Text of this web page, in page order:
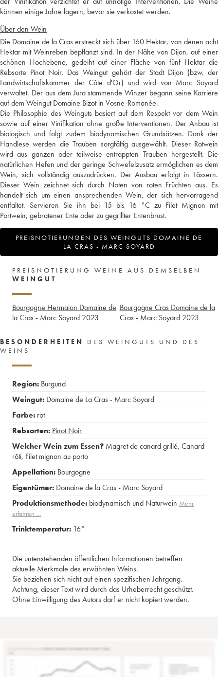
können einige Jahre lagern, bevor sie verkostet werden.
Über den Wein
Die Domaine de la Cras erstreckt sich über 160 Hektar, von denen acht
Hektar mit Weinreben bepflanzt sind. In der Nähe von Dijon, auf einer
schönen Hochebene, gedeiht auf einer Fläche von fünf Hektar die
Rebsorte Pinot Noir. Das Weingut gehört der Stadt Dijon (bzw. der
Landwirtschaftskammer der Côte d'Or) und wird von Marc Soyard
verwaltet. Der aus dem Jura stammende Winzer begann seine Karriere
auf dem Weingut Domaine Bizot in Vosne-Romanée.
Die Philosophie des Weinguts basiert auf dem Respekt vor dem Wein
sowie auf einer Vinifikation ohne große Interventionen. Der Anbau ist
biologisch und folgt zudem biodynamischen Grundsätzen. Dank der
Handlese werden die Trauben sorgfältig ausgewählt. Dieser Rotwein
wird aus ganzen oder teilweise entrappten Trauben hergestellt. Die
natürlichen Hefen und der geringe Schwefelzusatz ermöglichen es dem
Wein, sich vollständig auszudrücken. Der Ausbau erfolgt in Fässern.
Dieser Wein zeichnet sich durch Noten von roten Früchten aus. Es
handelt sich um einen ansprechenden Wein, der sich hervorragend
entfaltet. Servieren Sie ihn bei 15 bis 16 °C zu Filet Mignon mit
Portwein, gebratener Ente oder zu gegrillter Entenbrust.
PREISNOTIERUNGEN DES WEINGUTS DOMAINE DE
LA CRAS - MARC SOYARD
PREISNOTIERUNG WEINE AUS DEMSELBEN
WEINGUT
Bourgogne Hermaion Domaine de
la Cras - Marc Soyard 2023
Bourgogne Cras Domaine de la
Cras - Marc Soyard 2023
BESONDERHEITEN
DES WEINGUTS UND DES
WEINS
Region: Burgund
Weingut: Domaine de La Cras - Marc Soyard
Farbe: rot
Rebsorten: Pinot Noir
Welcher Wein zum Essen? Magret de canard grillé, Canard
rôti, Filet mignon au porto
Appellation: Bourgogne
Eigentümer: Domaine de la Cras - Marc Soyard
Produktionsmethode: biodynamisch und Naturwein Mehr
erfahren …
Trinktemperatur: 16°
Die untenstehenden öffentlichen Informationen betreffen
aktuelle Merkmale des erwähnten Weins.
Sie beziehen sich nicht auf einen spezifischen Jahrgang.
Achtung, dieser Text wird durch das Urheberrecht geschützt.
Ohne Einwilligung des Autors darf er nicht kopiert werden.